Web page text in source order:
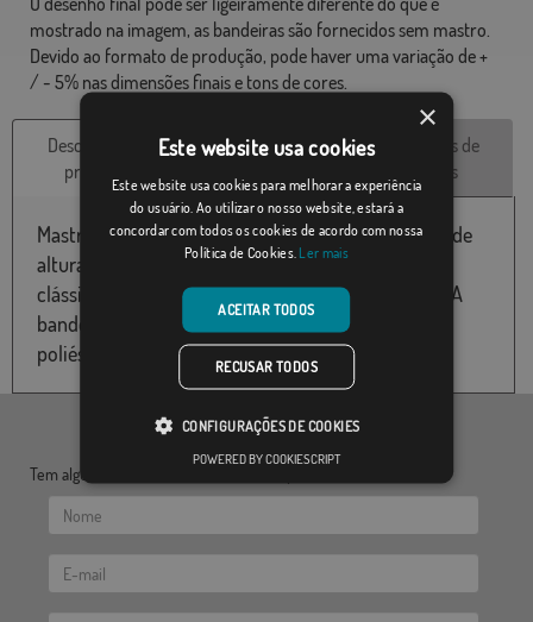
mostrado na imagem, as bandeiras são fornecidos sem mastro.
Devido ao formato de produção, pode haver uma variação de +
/ - 5% nas dimensões finais e tons de cores.
Descrição do
produto
Características
Avaliações de
clientes
Mastro interior cinzento-prateado, com 211,50 cm de
altura, divisível para transporte, com uma base
clássica de 29 cm e um peso aproximado de 6 kg. A
bandeira ideal seria um interior de 100x150cms ou
poliéster, cetim impresso ou cetim bordado.
Tem alguma dúvida? Envie-nos as suas questões:
×
Este website usa cookies
Este website usa cookies para melhorar a experiência
do usuário. Ao utilizar o nosso website, estará a
concordar com todos os cookies de acordo com nossa
Política de Cookies. Ler mais
ACEITAR TODOS
RECUSAR TODOS
CONFIGURAÇÕES DE COOKIES
POWERED BY COOKIESCRIPT